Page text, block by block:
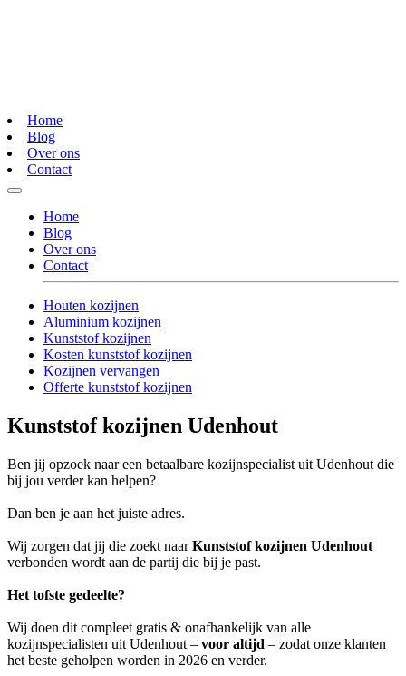
Home
Blog
Over ons
Contact
Home
Blog
Over ons
Contact
Houten kozijnen
Aluminium kozijnen
Kunststof kozijnen
Kosten kunststof kozijnen
Kozijnen vervangen
Offerte kunststof kozijnen
Kunststof kozijnen Udenhout
Ben jij opzoek naar een betaalbare kozijnspecialist uit Udenhout die
bij jou verder kan helpen?
Dan ben je aan het juiste adres.
Wij zorgen dat jij die zoekt naarKunststof kozijnen Udenhout
verbonden wordt aan de partij die bij je past.
Het tofste gedeelte?
Wij doen dit compleet gratis & onafhankelijk van alle
kozijnspecialisten uit Udenhout – voor altijd – zodat onze klanten
het beste geholpen worden in 2026 en verder.